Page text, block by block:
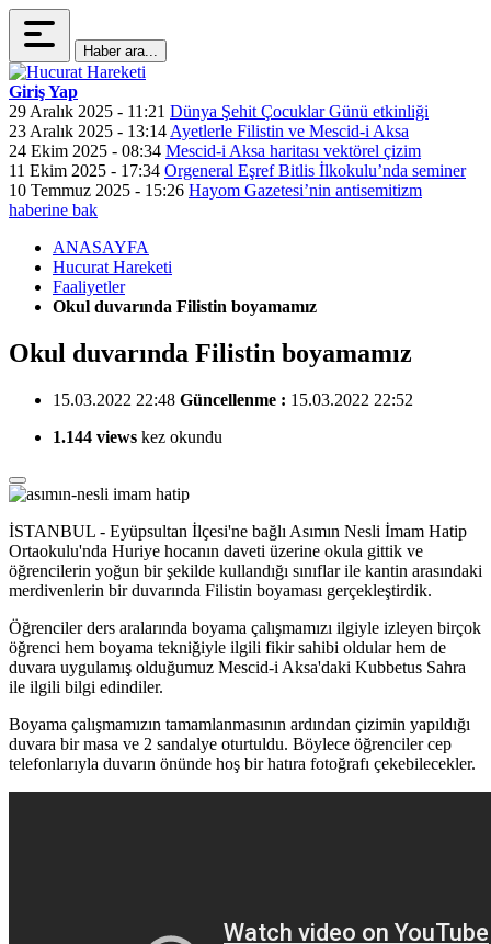
Haber ara...
Giriş Yap
29 Aralık 2025 - 11:21 Dünya Şehit Çocuklar Günü etkinliği
23 Aralık 2025 - 13:14 Ayetlerle Filistin ve Mescid-i Aksa
24 Ekim 2025 - 08:34 Mescid-i Aksa haritası vektörel çizim
11 Ekim 2025 - 17:34 Orgeneral Eşref Bitlis İlkokulu’nda seminer
10 Temmuz 2025 - 15:26 Hayom Gazetesi’nin antisemitizm
haberine bak
ANASAYFA
Hucurat Hareketi
Faaliyetler
Okul duvarında Filistin boyamamız
Okul duvarında Filistin boyamamız
15.03.2022 22:48 Güncellenme : 15.03.2022 22:52
1.144 views kez okundu
İSTANBUL - Eyüpsultan İlçesi'ne bağlı Asımın Nesli İmam Hatip
Ortaokulu'nda Huriye hocanın daveti üzerine okula gittik ve
öğrencilerin yoğun bir şekilde kullandığı sınıflar ile kantin arasındaki
merdivenlerin bir duvarında Filistin boyaması gerçekleştirdik.
Öğrenciler ders aralarında boyama çalışmamızı ilgiyle izleyen birçok
öğrenci hem boyama tekniğiyle ilgili fikir sahibi oldular hem de
duvara uygulamış olduğumuz Mescid-i Aksa'daki Kubbetus Sahra
ile ilgili bilgi edindiler.
Boyama çalışmamızın tamamlanmasının ardından çizimin yapıldığı
duvara bir masa ve 2 sandalye oturtuldu. Böylece öğrenciler cep
telefonlarıyla duvarın önünde hoş bir hatıra fotoğrafı çekebilecekler.